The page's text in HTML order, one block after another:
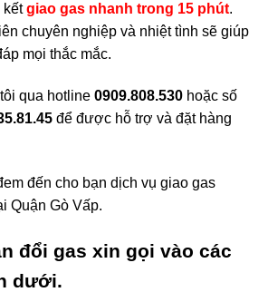
kếtgiao gas nhanh trong 15 phút.
chuyên nghiệp và nhiệt tình sẽ giúp
mọi thắc mắc.
qua hotline 0909.808.530 hoặc số
để được hỗ trợ và đặt hàng
đến cho bạn dịch vụ giao gas
Quận Gò Vấp.
đổi gas xin gọi vào các
dưới.